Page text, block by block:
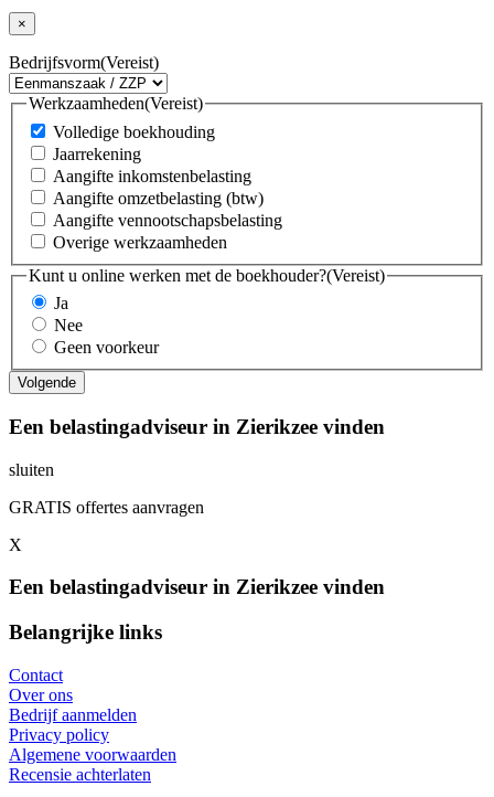
×
Bedrijfsvorm(Vereist)
Werkzaamheden(Vereist)
Volledige boekhouding
Jaarrekening
Aangifte inkomstenbelasting
Aangifte omzetbelasting (btw)
Aangifte vennootschapsbelasting
Overige werkzaamheden
Kunt u online werken met de boekhouder?(Vereist)
Ja
Nee
Geen voorkeur
Een belastingadviseur in Zierikzee vinden
sluiten
GRATIS offertes aanvragen
X
Een belastingadviseur in Zierikzee vinden
Belangrijke links
Contact
Over ons
Bedrijf aanmelden
Privacy policy
Algemene voorwaarden
Recensie achterlaten